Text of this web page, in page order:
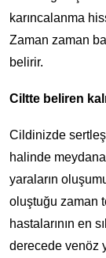
karıncalanma
Zaman zaman
belirir.
Ciltte beliren
Cildinizde
halinde
yaraların
oluştuğu zaman
hastalarının en
derecede venöz